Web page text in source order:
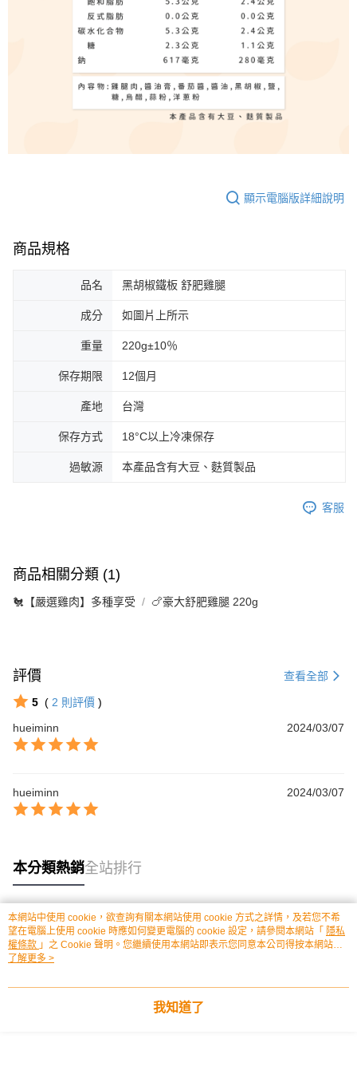
顯示電腦版詳細說明
商品規格
品名 黑胡椒鐵板 舒肥雞腿
成分 如圖片上所示
重量 220g±10％
保存期限 12個月
產地 台灣
保存方式 18°C以上冷凍保存
過敏源 本產品含有大豆、麩質製品
客服
商品相關分類 (1)
🐔【嚴選雞肉】多種享受 🍗豪大舒肥雞腿 220g
評價 查看全部
5 ( 2 則評價 )
hueiminn
2024/03/07
hueiminn 2024/03/07
本分類熱銷全站排行
熱門標籤
本網站中使用 cookie，欲查詢有關本網站使用 cookie 方式之詳情，及若您不希
望在電腦上使用 cookie 時應如何變更電腦的 cookie 設定，請參閱本網站「 隱私
權條款 」之 Cookie 聲明。您繼續使用本網站即表示您同意本公司得按本網站使
用條款之 Cookie 聲明使用 cookie。
了解更多 >
我知道了